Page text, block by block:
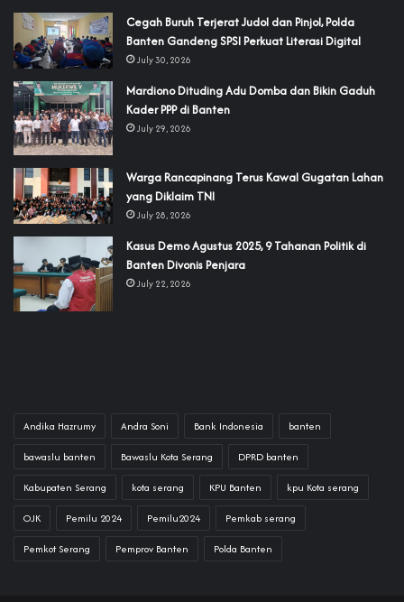
Cegah Buruh Terjerat Judol dan Pinjol, Polda
Banten Gandeng SPSI Perkuat Literasi Digital
July 30, 2026
‎Mardiono Dituding Adu Domba dan Bikin Gaduh
Kader PPP di Banten
July 29, 2026
‎Warga Rancapinang Terus Kawal Gugatan Lahan
yang Diklaim TNI‎‎
July 28, 2026
‎Kasus Demo Agustus 2025, 9 Tahanan Politik di
Banten Divonis Penjara
July 22, 2026
Andika Hazrumy Andra Soni Bank Indonesia banten
bawaslu banten Bawaslu Kota Serang DPRD banten
Kabupaten Serang kota serang KPU Banten kpu Kota serang
OJK Pemilu 2024 Pemilu2024 Pemkab serang
Pemkot Serang Pemprov Banten Polda Banten